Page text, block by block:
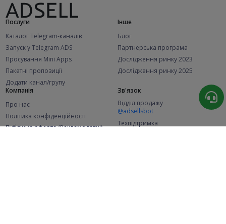
Послуги
Каталог Telegram-каналів
Запуск у Telegram ADS
Просування Mini Apps
Пакетні пропозиції
Додати канал/групу
Інше
Блог
Партнерська програма
Дослідження ринку 2023
Дослідження ринку 2025
Компанія
Про нас
Політика конфіденційності
Публічна оферта (Рекламодавці)
Зв'язок
Відділ продажу
@adsellsbot
Техпідтримка